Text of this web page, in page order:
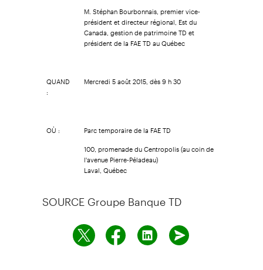
M. Stéphan Bourbonnais, premier vice-
président et directeur régional, Est du
Canada, gestion de patrimoine TD et
président de la FAE TD au Québec
QUAND
:
Mercredi 5 août 2015, dès 9 h 30
OÙ :
Parc temporaire de la FAE TD
100, promenade du Centropolis (au coin de
l'avenue Pierre-Péladeau)
Laval, Québec
SOURCE Groupe Banque TD